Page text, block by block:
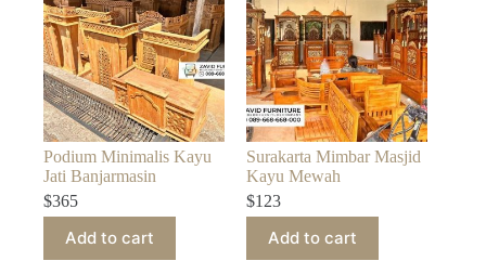
Podium Minimalis Kayu
Jati Banjarmasin
$365
Add to cart
Surakarta Mimbar Masjid
Kayu Mewah
$123
Add to cart